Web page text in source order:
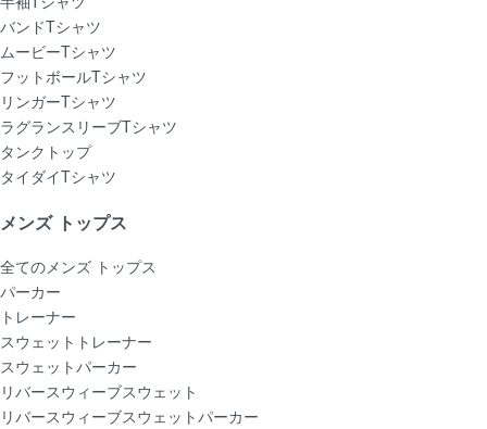
バンドTシャツ
ムービーTシャツ
フットボールTシャツ
リンガーTシャツ
ラグランスリーブTシャツ
タンクトップ
タイダイTシャツ
メンズ トップス
全てのメンズ トップス
パーカー
トレーナー
スウェットトレーナー
スウェットパーカー
リバースウィーブスウェット
リバースウィーブスウェットパーカー